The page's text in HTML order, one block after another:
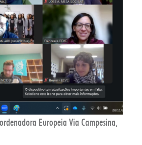
Europeia Via Campesina,